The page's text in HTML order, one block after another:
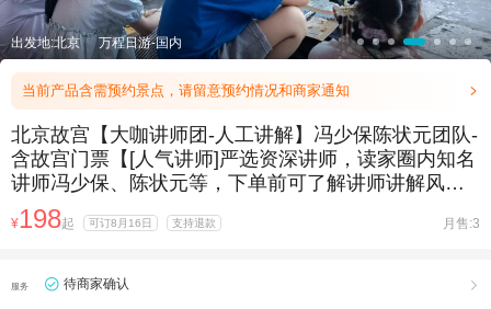
出发地:北京 万程日游-国内
当前产品含需预约景点，请留意预约情况和商家通知 
北京故宫【大咖讲师团-人工讲解】冯少保陈状元团队-
含故宫门票【[人气讲师]严选资深讲师，读家圈内知名
讲师冯少保、陈状元等，下单前可了解讲师讲解风格
（别家没有哦）】
¥198起 可订8月16日 支持退款 月售:3
服务 待商家确认 